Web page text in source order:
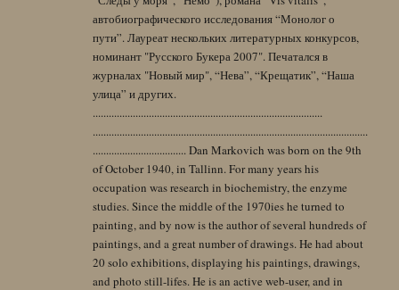
автобиографического исследования “Монолог о
пути”. Лауреат нескольких литературных конкурсов,
номинант "Русского Букера 2007". Печатался в
журналах "Новый мир", “Нева”, “Крещатик”, “Наша
улица” и других.
......................................................................................
.......................................................................................................
................................... Dan Markovich was born on the 9th
of October 1940, in Tallinn. For many years his
occupation was research in biochemistry, the enzyme
studies. Since the middle of the 1970ies he turned to
painting, and by now is the author of several hundreds of
paintings, and a great number of drawings. He had about
20 solo exhibitions, displaying his paintings, drawings,
and photo still-lifes. He is an active web-user, and in